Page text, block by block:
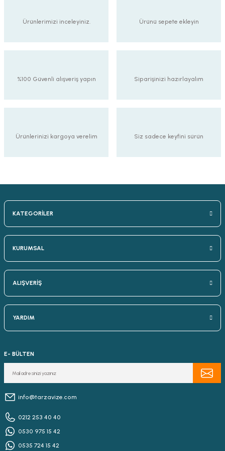
Ürünlerimizi inceleyiniz. Ürünü sepete ekleyin
%100 Güvenli alışveriş yapın Siparişinizi hazırlayalım
Ürünlerinizi kargoya verelim Siz sadece keyfini sürün
KATEGORİLER
KURUMSAL
ALIŞVERİŞ
YARDIM
E- BÜLTEN
info@tarzavize.com
0212 253 40 40
0530 975 15 42
0535 724 15 42